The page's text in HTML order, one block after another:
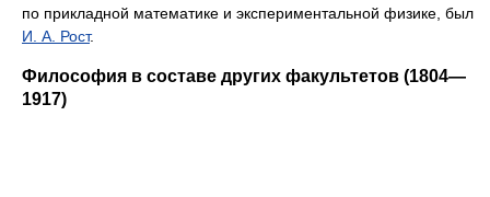
по прикладной математике и экспериментальной физике, был
И. А. Рост.
Философия в составе других факультетов (1804—
1917)